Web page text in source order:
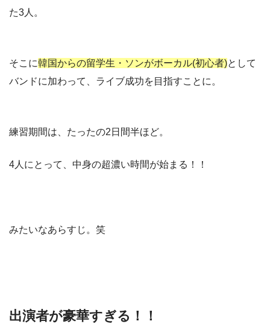
た3人。
そこに韓国からの留学生・ソンがボーカル(初心者)として
バンドに加わって、ライブ成功を目指すことに。
練習期間は、たったの2日間半ほど。
4人にとって、中身の超濃い時間が始まる！！
みたいなあらすじ。笑
出演者が豪華すぎる！！